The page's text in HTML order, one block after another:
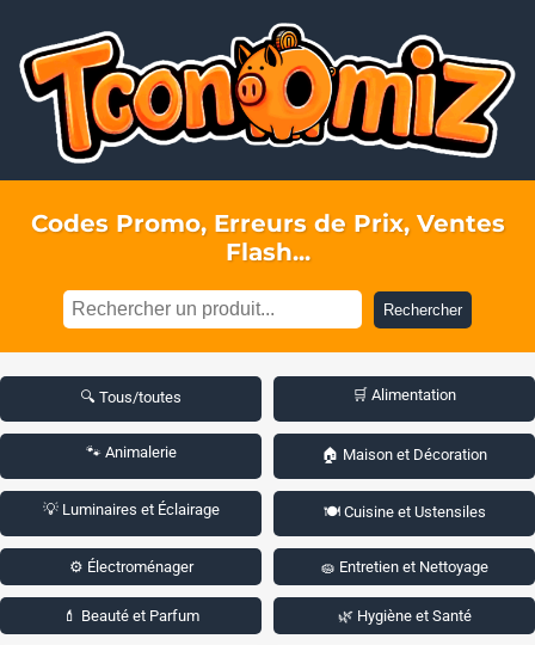
Codes Promo, Erreurs de Prix, Ventes
Flash...
Rechercher
🔍 Tous/toutes 🛒 Alimentation
🐾 Animalerie 🏠 Maison et Décoration
💡 Luminaires et Éclairage 🍽️ Cuisine et Ustensiles
⚙️ Électroménager 🧽 Entretien et Nettoyage
💄 Beauté et Parfum 🌿 Hygiène et Santé